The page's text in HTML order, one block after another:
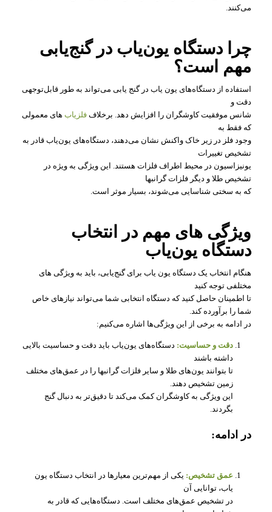
می‌کنند.
چرا دستگاه یون‌یاب در گنج‌یابی
مهم است؟
استفاده از دستگاه‌های یون‌ یاب در گنج‌ یابی می‌تواند به طور قابل‌توجهی
دقت و
شانس موفقیت کاوشگران را افزایش دهد. برخلاف فلزیاب‌های معمولی
که فقط به
وجود فلز در زیر خاک واکنش نشان می‌دهند، دستگاه‌های یون‌یاب قادر به
تشخیص تغییرات
یونیزاسیون در محیط اطراف فلزات هستند. این ویژگی به ویژه در
تشخیص طلا و دیگر فلزات گرانبها
که به سختی شناسایی می‌شوند، بسیار موثر است.
ویژگی‌ های مهم در انتخاب
دستگاه یون‌یاب
هنگام انتخاب یک دستگاه یون‌ یاب برای گنج‌یابی، باید به ویژگی‌ های
مختلفی توجه کنید
تا اطمینان حاصل کنید که دستگاه انتخابی شما می‌تواند نیازهای خاص
شما را برآورده کند.
در ادامه به برخی از این ویژگی‌ها اشاره می‌کنیم:
دقت و حساسیت: دستگاه‌های یون‌یاب باید دقت و حساسیت بالایی
داشته باشند
تا بتوانند یون‌های طلا و سایر فلزات گرانبها را در عمق‌های مختلف
زمین تشخیص دهند.
این ویژگی به کاوشگران کمک می‌کند تا دقیق‌تر به دنبال گنج
بگردند.
در ادامه:
عمق تشخیص: یکی از مهم‌ترین معیارها در انتخاب دستگاه یون‌
یاب، توانایی آن
در تشخیص عمق‌های مختلف است. دستگاه‌هایی که قادر به